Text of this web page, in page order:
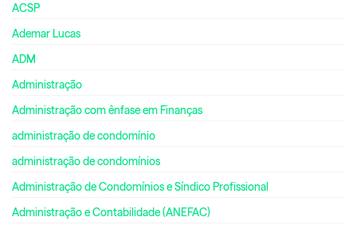
ACSP
Ademar Lucas
ADM
Administração
Administração com ênfase em Finanças
administração de condomínio
administração de condomínios
Administração de Condomínios e Síndico Profissional
Administração e Contabilidade (ANEFAC)